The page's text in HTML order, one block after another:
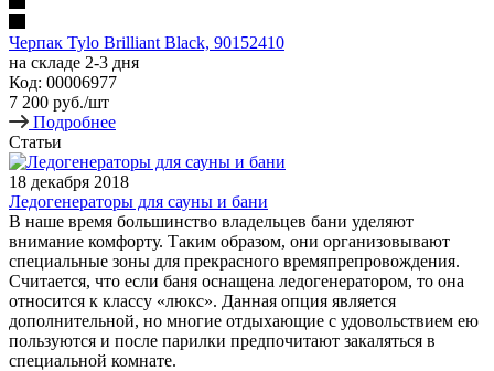
Черпак Tylo Brilliant Black, 90152410
на складе 2-3 дня
Код: 00006977
7 200 руб./шт
Подробнее
Статьи
18 декабря 2018
Ледогенераторы для сауны и бани
В наше время большинство владельцев бани уделяют
внимание комфорту. Таким образом, они организовывают
специальные зоны для прекрасного времяпрепровождения.
Считается, что если баня оснащена ледогенератором, то она
относится к классу «люкс». Данная опция является
дополнительной, но многие отдыхающие с удовольствием ею
пользуются и после парилки предпочитают закаляться в
специальной комнате.